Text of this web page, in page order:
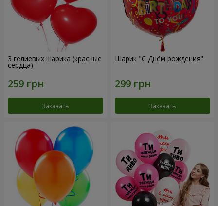
3 гелиевых шарика (красные
сердца)
Заказать
Шарик "С Днём рождения"
Заказать